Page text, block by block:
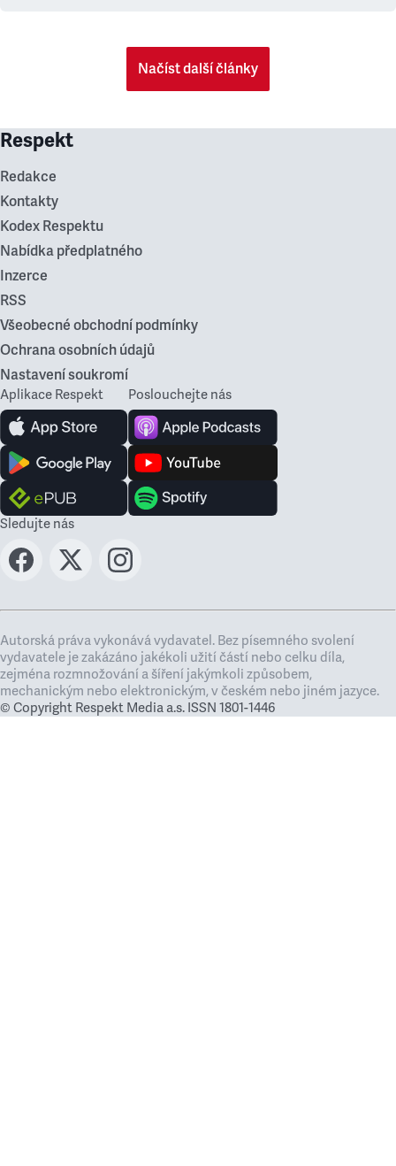
Načíst další články
Respekt
Redakce
Kontakty
Kodex Respektu
Nabídka předplatného
Inzerce
RSS
Všeobecné obchodní podmínky
Ochrana osobních údajů
Nastavení soukromí
Aplikace Respekt Poslouchejte nás
Sledujte nás
Autorská práva vykonává vydavatel. Bez písemného svolení
vydavatele je zakázáno jakékoli užití částí nebo celku díla,
zejména rozmnožování a šíření jakýmkoli způsobem,
mechanickým nebo elektronickým, v českém nebo jiném jazyce.
© Copyright Respekt Media a.s. ISSN 1801-1446